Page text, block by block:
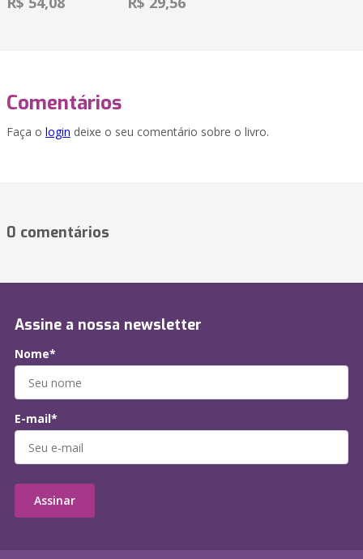
Comentários
Faça o login deixe o seu comentário sobre o livro.
0 comentários
Assine a nossa newsletter
Nome*
E-mail*
Assinar